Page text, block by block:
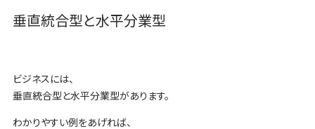
垂直統合型と水平分業型
ビジネスには、
垂直統合型と水平分業型があります。
わかりやすい例をあげれば、